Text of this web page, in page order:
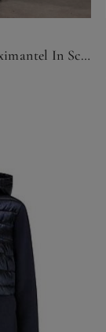
Yours – Wattierter Midaximantel In Schwarz Size 42